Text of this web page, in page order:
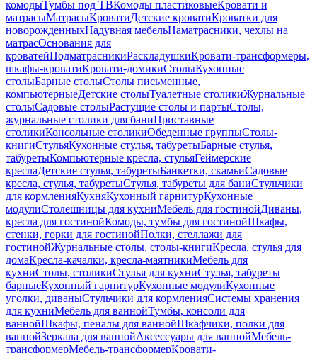
комодыТумбы под ТВКомоды пластиковыеКровати и
матрасыМатрасыКроватиДетские кроватиКроватки для
новорожденныхНадувная мебельНаматрасники, чехлы на
матрасОснования для
кроватейПодматрасникиРаскладушкиКровати-трансформеры,
шкафы-кроватиКровати-домикиСтолыКухонные
столыБарные столыСтолы письменные,
компьютерныеДетские столыТуалетные столикиЖурнальные
столыСадовые столыРастущие столы и партыСтолы,
журнальные столики для баниПриставные
столикиКонсольные столикиОбеденные группыСтолы-
книгиСтульяКухонные стулья, табуретыБарные стулья,
табуретыКомпьютерные кресла, стульяГеймерские
креслаДетские стулья, табуретыБанкетки, скамьиСадовые
кресла, стулья, табуретыСтулья, табуреты для баниСтульчики
для кормленияКухняКухонный гарнитурКухонные
модулиСтолешницы для кухниМебель для гостинойДиваны,
кресла для гостинойКомоды, тумбы для гостинойШкафы,
стенки, горки для гостинойПолки, стеллажи для
гостинойЖурнальные столы, столы-книгиКресла, стулья для
домаКресла-качалки, кресла-маятникиМебель для
кухниСтолы, столикиСтулья для кухниСтулья, табуреты
барныеКухонный гарнитурКухонные модулиКухонные
уголки, диваныСтульчики для кормленияСистемы хранения
для кухниМебель для ваннойТумбы, консоли для
ваннойШкафы, пеналы для ваннойШкафчики, полки для
ваннойЗеркала для ваннойАксессуары для ваннойМебель-
трансформерМебель-трансформерКровати-